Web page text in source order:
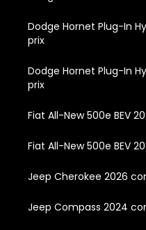
Dodge Hornet Plug-In
prix
Dodge Hornet Plug-In
prix
Fiat All-New 500e BEV
Fiat All-New 500e BEV
Jeep Cherokee 2026
Jeep Compass 2024